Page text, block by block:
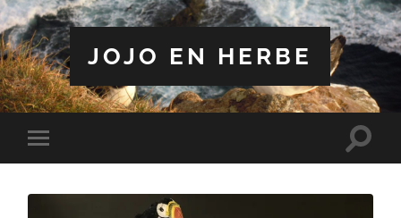
JOJO EN HERBE
Toggle
mobile
Toggle